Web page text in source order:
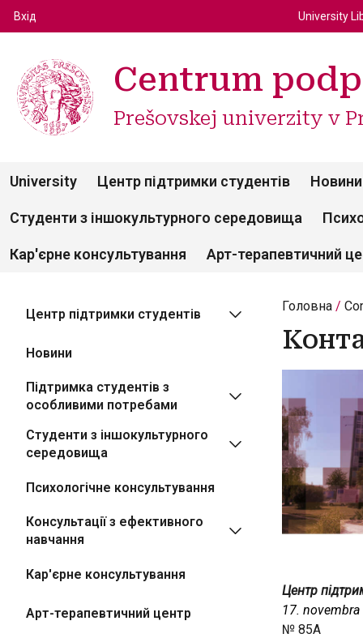
Používateľské menu
Вхід Top
University
Centrum
Prešovskej univerzity v
University Центр підтримки студентів Новини
Студенти з іншокультурного середовища
Кар'єрне консультування Арт-терапевтичний
Головна
Центр
17.
№ 85A
Центр підтримки студентів
Новини
Підтримка студентів з
особливими потребами
Студенти з іншокультурного
середовища
Психологічне консультування
Консультації з ефективного
навчання
Кар'єрне консультування
Арт-терапевтичний центр